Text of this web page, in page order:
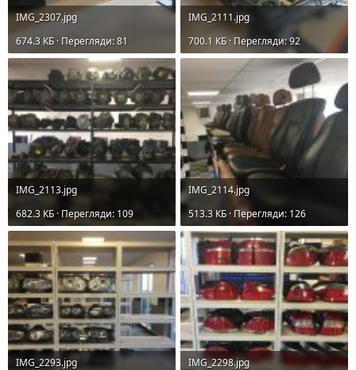
IMG_2307.jpg
674.3 КБ · Перегляди: 81
IMG_2111.jpg
700.1 КБ · Перегляди: 92
IMG_2113.jpg
682.3 КБ · Перегляди: 109
IMG_2114.jpg
513.3 КБ · Перегляди: 126
IMG_2293.jpg
IMG_2298.jpg